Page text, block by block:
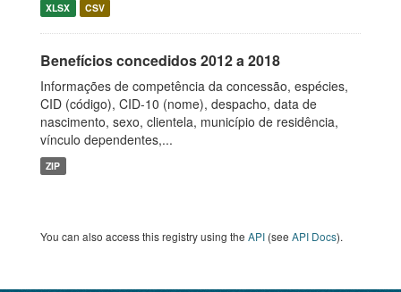
XLSX CSV
Benefícios concedidos 2012 a 2018
Informações de competência da concessão, espécies,
CID (código), CID-10 (nome), despacho, data de
nascimento, sexo, clientela, município de residência,
vínculo dependentes,...
ZIP
You can also access this registry using the API (see API Docs).